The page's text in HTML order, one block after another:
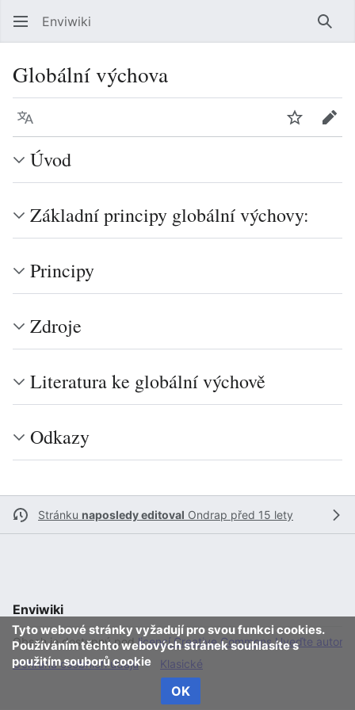
Enviwiki
Globální výchova
Jazyk Sledovat
Úvod
Základní principy globální výchovy:
Principy
Zdroje
Literatura ke globální výchově
Odkazy
Stránku naposledy editoval Ondrap před 15 lety
Tyto webové stránky vyžadují pro svou funkci cookies.
Používáním těchto webových stránek souhlasíte s
použitím souborů cookie
OK
Enviwiki
Obsah je dostupný podlicencí Creative Commons Uveďte
Ochrana osobních údajů
Klasické